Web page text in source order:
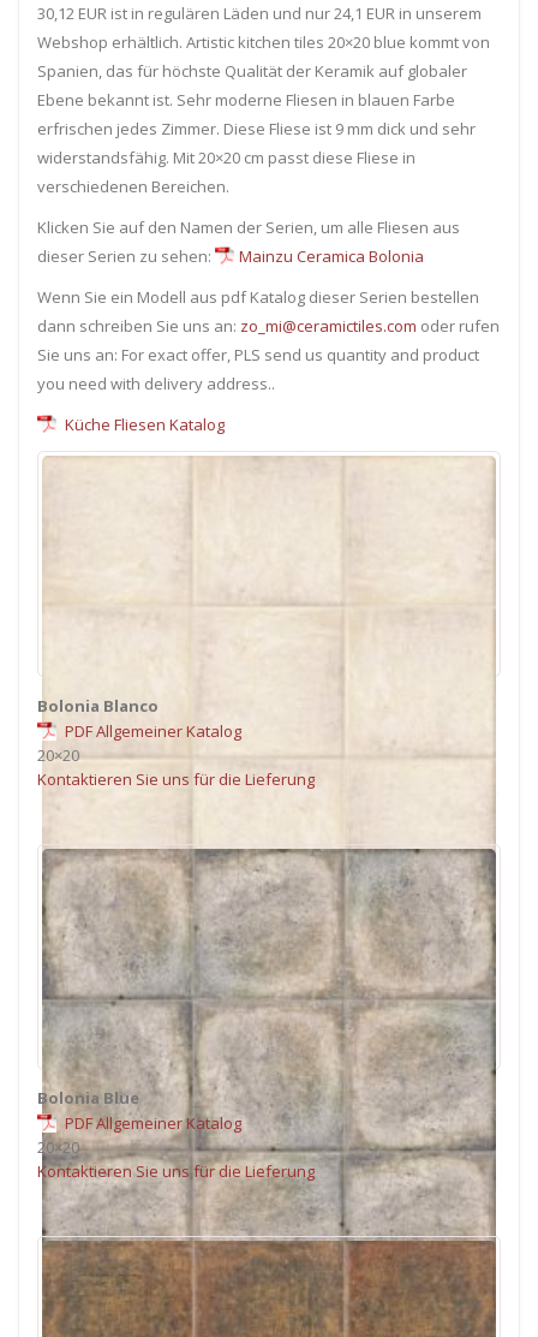
30,12 EUR ist in regulären Läden und nur 24,1 EUR in unserem
Webshop erhältlich. Artistic kitchen tiles 20×20 blue kommt von
Spanien, das für höchste Qualität der Keramik auf globaler
Ebene bekannt ist. Sehr moderne Fliesen in blauen Farbe
erfrischen jedes Zimmer. Diese Fliese ist 9 mm dick und sehr
widerstandsfähig. Mit 20×20 cm passt diese Fliese in
verschiedenen Bereichen.
Klicken Sie auf den Namen der Serien, um alle Fliesen ​​aus
dieser Serien zu sehen:
Mainzu Ceramica Bolonia
Wenn Sie ein Modell aus pdf Katalog dieser Serien bestellen
dann schreiben Sie uns an: zo_mi@ceramictiles.com oder rufen
Sie uns an: For exact offer, PLS send us quantity and product
you need with delivery address..
Küche Fliesen Katalog
Bolonia Blanco
PDF Allgemeiner Katalog
20×20
Kontaktieren Sie uns für die Lieferung
Bolonia Blue
PDF Allgemeiner Katalog
20×20
Kontaktieren Sie uns für die Lieferung